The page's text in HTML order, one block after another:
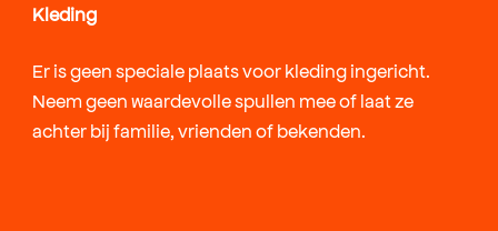
Kleding
Er is geen speciale plaats voor kleding ingericht.
Neem geen waardevolle spullen mee of laat ze
achter bij familie, vrienden of bekenden.